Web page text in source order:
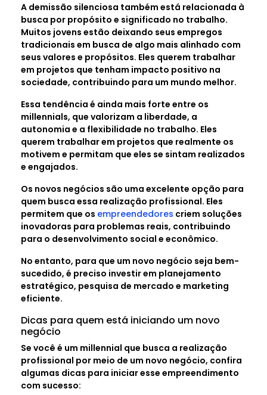
A demissão silenciosa também está relacionada à
busca por propósito e significado no trabalho.
Muitos jovens estão deixando seus empregos
tradicionais em busca de algo mais alinhado com
seus valores e propósitos. Eles querem trabalhar
em projetos que tenham impacto positivo na
sociedade, contribuindo para um mundo melhor.
Essa tendência é ainda mais forte entre os
millennials, que valorizam a liberdade, a
autonomia e a flexibilidade no trabalho. Eles
querem trabalhar em projetos que realmente os
motivem e permitam que eles se sintam realizados
e engajados.
Os novos negócios são uma excelente opção para
quem busca essa realização profissional. Eles
permitem que os empreendedores criem soluções
inovadoras para problemas reais, contribuindo
para o desenvolvimento social e econômico.
No entanto, para que um novo negócio seja bem-
sucedido, é preciso investir em planejamento
estratégico, pesquisa de mercado e marketing
eficiente.
Dicas para quem está iniciando um novo
negócio
Se você é um millennial que busca a realização
profissional por meio de um novo negócio, confira
algumas dicas para iniciar esse empreendimento
com sucesso: